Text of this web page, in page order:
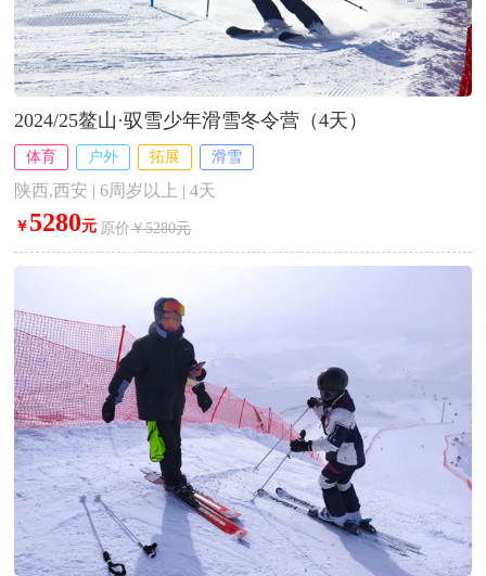
2024/25鳌山·驭雪少年滑雪冬令营（4天）
体育 户外 拓展 滑雪
陕西,西安 | 6周岁以上 | 4天
￥ 5280元 原价￥5280元